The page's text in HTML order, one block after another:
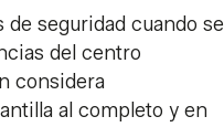
seguridad cuando se
del centro
considera
al completo y en